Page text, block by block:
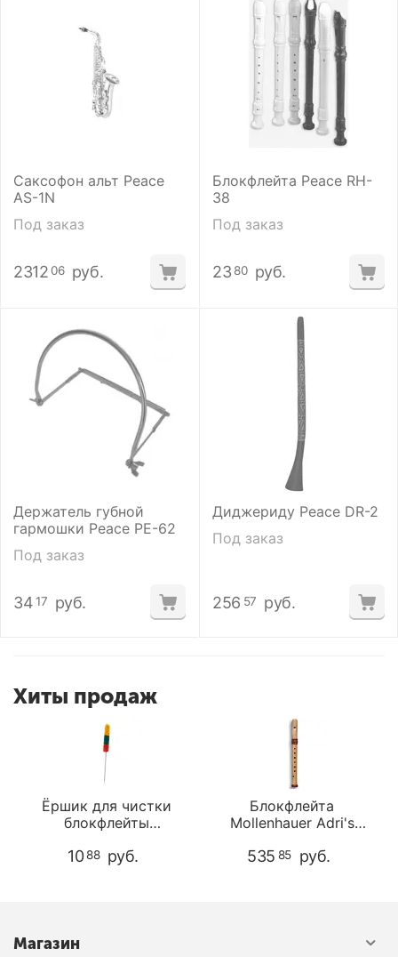
Саксофон альт Peace
AS-1N
Под заказ
2312 06 руб.
Блокфлейта Peace RH-
38
Под заказ
23 80 руб.
Держатель губной
гармошки Peace PE-62
Под заказ
3417 руб.
Диджериду Peace DR-2
Под заказ
256 57 руб.
Хиты продаж
Ёршик для чистки
блокфлейты
1088 руб.
Блокфлейта
Mollenhauer Adri's
535 85 руб.
Магазин